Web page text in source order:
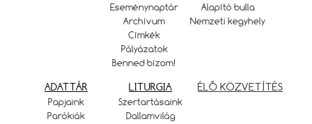
Eseménynaptár
Archívum
Címkék
Pályázatok
Benned bízom!
Alapító bulla
Nemzeti kegyhely
ADATTÁR
Papjaink
Parókiák
LITURGIA
Szertartásaink
Dallamvilág
ÉLŐ KÖZVETÍTÉS